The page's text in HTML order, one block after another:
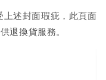
上述封面瑕疵，此頁面
退換貨服務。